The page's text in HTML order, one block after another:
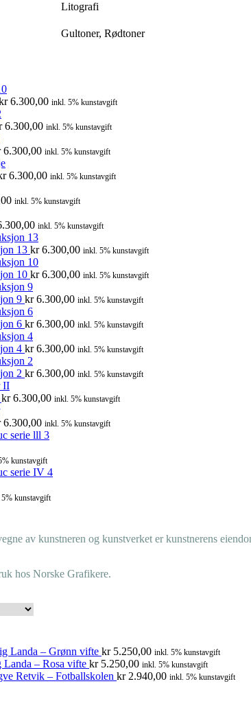
Litografi
Gultoner, Rødtoner
6.300,00 inkl. 5% kunstavgift
6.300,00 inkl. 5% kunstavgift
6.300,00 inkl. 5% kunstavgift
6.300,00 inkl. 5% kunstavgift
inkl. 5% kunstavgift
inkl. 5% kunstavgift
13 kr6.300,00 inkl. 5% kunstavgift
10 kr6.300,00 inkl. 5% kunstavgift
9 kr6.300,00 inkl. 5% kunstavgift
6 kr6.300,00 inkl. 5% kunstavgift
4 kr6.300,00 inkl. 5% kunstavgift
2 kr6.300,00 inkl. 5% kunstavgift
kr6.300,00 inkl. 5% kunstavgift
6.300,00 inkl. 5% kunstavgift
kunstavgift
kunstavgift
av kunstneren og kunstverket er kunstnerens
hos Norske Grafikere.
Landa – Grønn vifte kr5.250,00 inkl. 5% kunstavgift
Landa – Rosa vifte kr5.250,00 inkl. 5% kunstavgift
Retvik – Fotballskolen kr2.940,00 inkl. 5% kunstavgift